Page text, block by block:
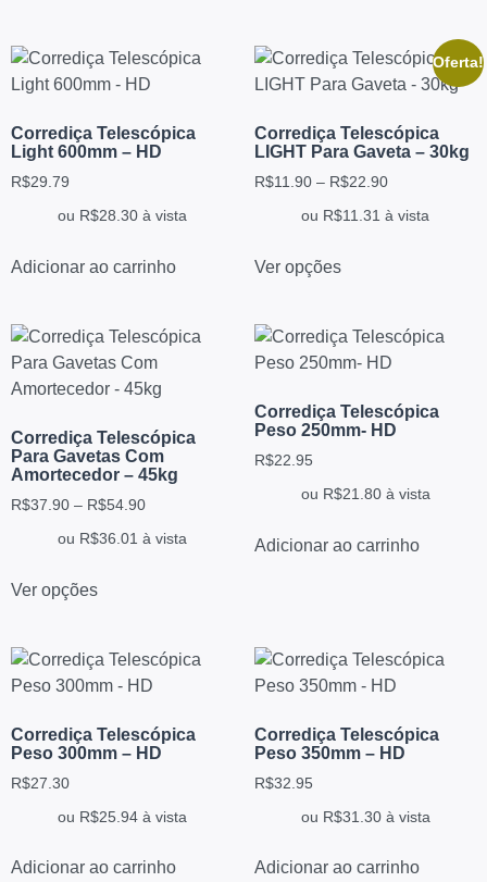
Corrediça Telescópica
Light 600mm – HD
R$29.79
ou R$28.30 à vista
Adicionar ao carrinho
Oferta!
Corrediça Telescópica
LIGHT Para Gaveta – 30kg
R$11.90 – R$22.90
ou R$11.31 à vista
Ver opções
Corrediça Telescópica
Para Gavetas Com
Amortecedor – 45kg
R$37.90 – R$54.90
ou R$36.01 à vista
Ver opções
Corrediça Telescópica
Peso 250mm- HD
R$22.95
ou R$21.80 à vista
Adicionar ao carrinho
Corrediça Telescópica
Peso 300mm – HD
R$27.30
ou R$25.94 à vista
Adicionar ao carrinho
Corrediça Telescópica
Peso 350mm – HD
R$32.95
ou R$31.30 à vista
Adicionar ao carrinho